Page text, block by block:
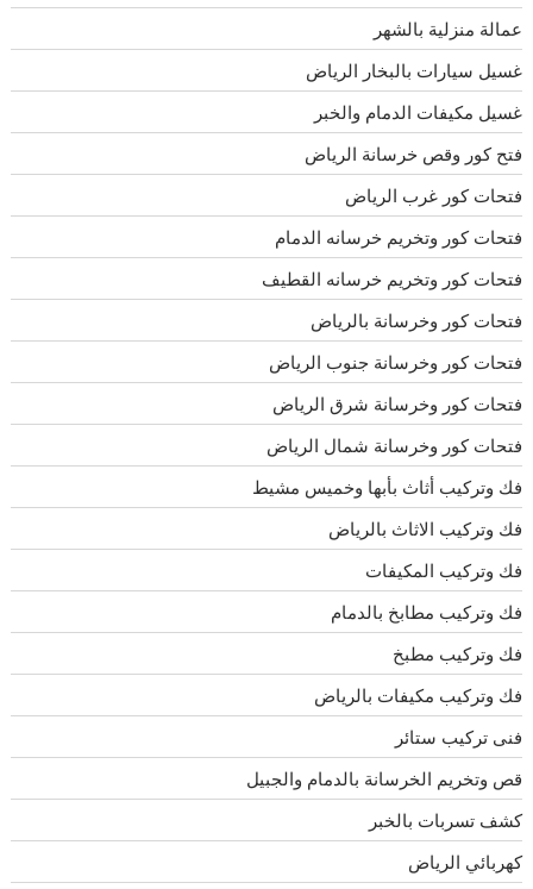
عمالة منزلية بالشهر
غسيل سيارات بالبخار الرياض
غسيل مكيفات الدمام والخبر
فتح كور وقص خرسانة الرياض
فتحات كور غرب الرياض
فتحات كور وتخريم خرسانه الدمام
فتحات كور وتخريم خرسانه القطيف
فتحات كور وخرسانة بالرياض
فتحات كور وخرسانة جنوب الرياض
فتحات كور وخرسانة شرق الرياض
فتحات كور وخرسانة شمال الرياض
فك وتركيب أثاث بأبها وخميس مشيط
فك وتركيب الاثاث بالرياض
فك وتركيب المكيفات
فك وتركيب مطابخ بالدمام
فك وتركيب مطبخ
فك وتركيب مكيفات بالرياض
فنى تركيب ستائر
قص وتخريم الخرسانة بالدمام والجبيل
كشف تسربات بالخبر
كهربائي الرياض